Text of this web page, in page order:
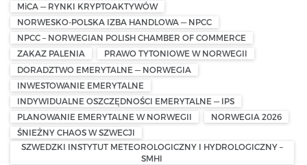
MiCA — RYNKI KRYPTOAKTYWÓW
NORWESKO-POLSKA IZBA HANDLOWA — NPCC
NPCC – NORWEGIAN POLISH CHAMBER OF COMMERCE
ZAKAZ PALENIA
PRAWO TYTONIOWE W NORWEGII
DORADZTWO EMERYTALNE — NORWEGIA
INWESTOWANIE EMERYTALNE
INDYWIDUALNE OSZCZĘDNOŚCI EMERYTALNE — IPS
PLANOWANIE EMERYTALNE W NORWEGII
NORWEGIA 2026
ŚNIEŻNY CHAOS W SZWECJI
SZWEDZKI INSTYTUT METEOROLOGICZNY I HYDROLOGICZNY –
SMHI